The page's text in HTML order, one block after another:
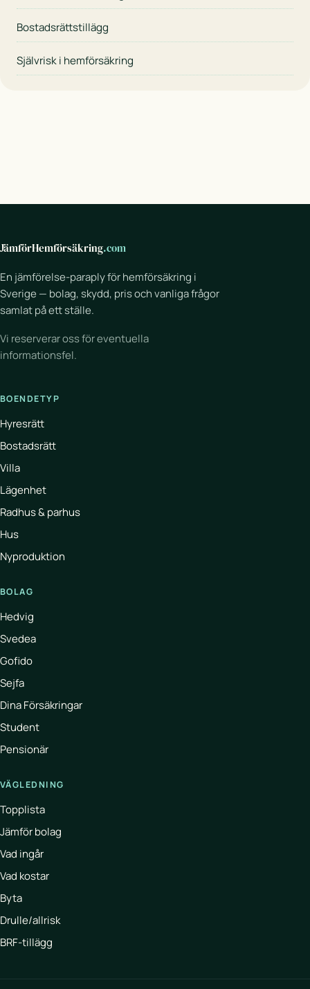
Bostadsrättstillägg
Självrisk i hemförsäkring
JämförHemförsäkring.com
En jämförelse-paraply för hemförsäkring i
Sverige — bolag, skydd, pris och vanliga frågor
samlat på ett ställe.
Vi reserverar oss för eventuella
informationsfel.
BOENDETYP
Hyresrätt
Bostadsrätt
Villa
Lägenhet
Radhus & parhus
Hus
Nyproduktion
BOLAG
Hedvig
Svedea
Gofido
Sejfa
Dina Försäkringar
Student
Pensionär
VÄGLEDNING
Topplista
Jämför bolag
Vad ingår
Vad kostar
Byta
Drulle/allrisk
BRF-tillägg